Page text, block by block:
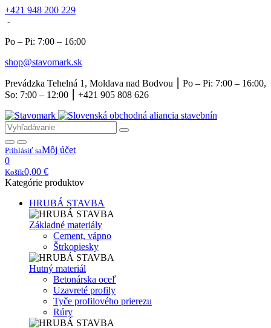
+421 948 200 229
-
Po – Pi: 7:00 – 16:00
shop@stavomark.sk
Prevádzka Tehelná 1, Moldava nad Bodvou ⎮ Po – Pi: 7:00 – 16:00,
So: 7:00 – 12:00 ⎮ +421 905 808 626
Prihlásiť saMôj účet
0
Košík0,00 €
Kategórie produktov
HRUBÁ STAVBA
Základné materiály
Cement, vápno
Štrkopiesky
Hutný materiál
Betonárska oceľ
Uzavreté profily
Tyče profilového prierezu
Rúry